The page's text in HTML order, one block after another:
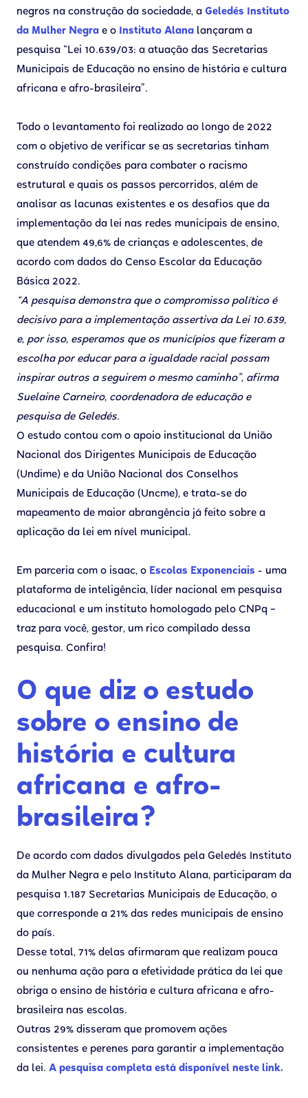
negros na construção da sociedade, a Geledés Instituto
da Mulher Negra e o Instituto Alana lançaram a
pesquisa “Lei 10.639/03: a atuação das Secretarias
Municipais de Educação no ensino de história e cultura
africana e afro-brasileira”.
Todo o levantamento foi realizado ao longo de 2022
com o objetivo de verificar se as secretarias tinham
construído condições para combater o racismo
estrutural e quais os passos percorridos, além de
analisar as lacunas existentes e os desafios que da
implementação da lei nas redes municipais de ensino,
que atendem 49,6% de crianças e adolescentes, de
acordo com dados do Censo Escolar da Educação
Básica 2022.
“A pesquisa demonstra que o compromisso político é
decisivo para a implementação assertiva da Lei 10.639,
e, por isso, esperamos que os municípios que fizeram a
escolha por educar para a igualdade racial possam
inspirar outros a seguirem o mesmo caminho”, afirma
Suelaine Carneiro, coordenadora de educação e
pesquisa de Geledés.
O estudo contou com o apoio institucional da União
Nacional dos Dirigentes Municipais de Educação
(Undime) e da União Nacional dos Conselhos
Municipais de Educação (Uncme), e trata-se do
mapeamento de maior abrangência já feito sobre a
aplicação da lei em nível municipal.
Em parceria com o isaac, o Escolas Exponenciais - uma
plataforma de inteligência, líder nacional em pesquisa
educacional e um instituto homologado pelo CNPq –
traz para você, gestor, um rico compilado dessa
pesquisa. Confira!
O que diz o estudo
sobre o ensino de
história e cultura
africana e afro-
brasileira?
De acordo com dados divulgados pela Geledés Instituto
da Mulher Negra e pelo Instituto Alana, participaram da
pesquisa 1.187 Secretarias Municipais de Educação, o
que corresponde a 21% das redes municipais de ensino
do país.
Desse total, 71% delas afirmaram que realizam pouca
ou nenhuma ação para a efetividade prática da lei que
obriga o ensino de história e cultura africana e afro-
brasileira nas escolas.
Outras 29% disseram que promovem ações
consistentes e perenes para garantir a implementação
da lei. A pesquisa completa está disponível neste link.